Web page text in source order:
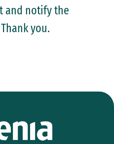
and notify the
you.